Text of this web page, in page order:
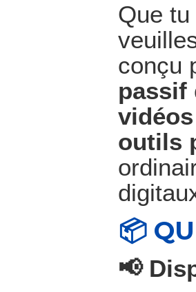
Que
conçu
passif
outils
📦
📢